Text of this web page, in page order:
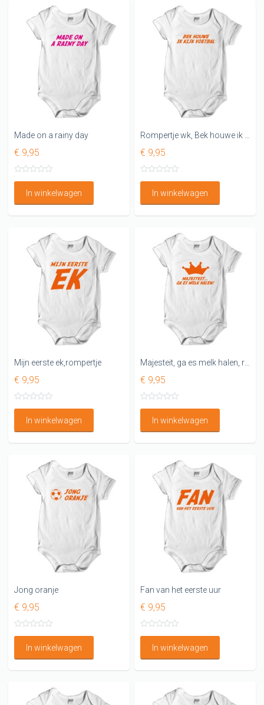
Made on a rainy day
€ 9,95
In winkelwagen
€ 9,95
In winkelwagen
Mijn eerste ek,rompertje
€ 9,95
In winkelwagen
€ 9,95
In winkelwagen
Jong oranje
€ 9,95
In winkelwagen
Fan van het eerste uur
€ 9,95
In winkelwagen